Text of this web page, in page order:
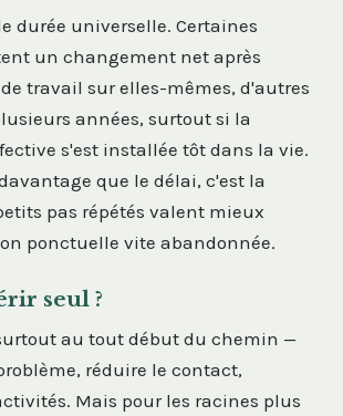
durée universelle. Certaines
un changement net après
travail sur elles-mêmes, d'autres
années, surtout si la
s'est installée tôt dans la vie.
que le délai, c'est la
pas répétés valent mieux
ponctuelle vite abandonnée.
seul ?
au tout début du chemin —
réduire le contact,
Mais pour les racines plus